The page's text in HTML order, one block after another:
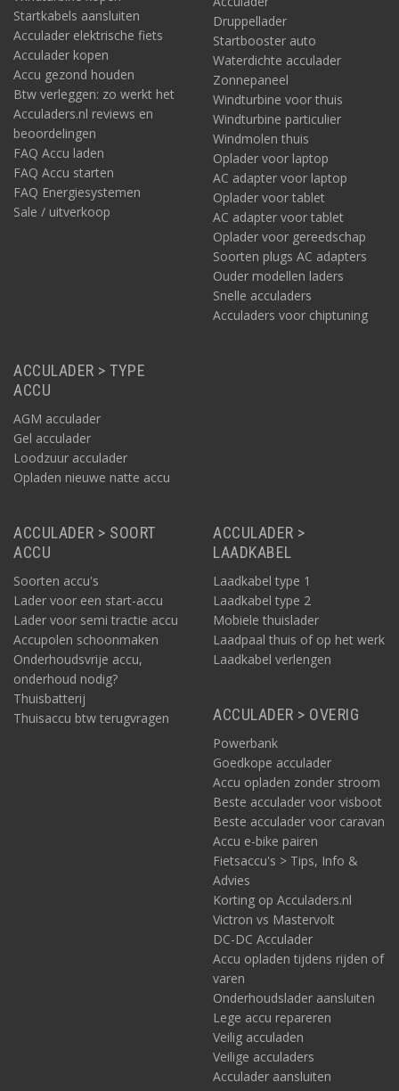
Startkabels aansluiten
Acculader elektrische fiets
Acculader kopen
Accu gezond houden
Btw verleggen: zo werkt het
Acculaders.nl reviews en
beoordelingen
FAQ Accu laden
FAQ Accu starten
FAQ Energiesystemen
Sale / uitverkoop
Druppellader
Startbooster auto
Waterdichte acculader
Zonnepaneel
Windturbine voor thuis
Windturbine particulier
Windmolen thuis
Oplader voor laptop
AC adapter voor laptop
Oplader voor tablet
AC adapter voor tablet
Oplader voor gereedschap
Soorten plugs AC adapters
Ouder modellen laders
Snelle acculaders
Acculaders voor chiptuning
ACCULADER > TYPE
ACCU
AGM acculader
Gel acculader
Loodzuur acculader
Opladen nieuwe natte accu
ACCULADER > SOORT
ACCU
Soorten accu's
Lader voor een start-accu
Lader voor semi tractie accu
Accupolen schoonmaken
Onderhoudsvrije accu,
onderhoud nodig?
Thuisbatterij
Thuisaccu btw terugvragen
ACCULADER >
LAADKABEL
Laadkabel type 1
Laadkabel type 2
Mobiele thuislader
Laadpaal thuis of op het werk
Laadkabel verlengen
ACCULADER > OVERIG
Powerbank
Goedkope acculader
Accu opladen zonder stroom
Beste acculader voor visboot
Beste acculader voor caravan
Accu e-bike pairen
Fietsaccu's > Tips, Info &
Advies
Korting op Acculaders.nl
Victron vs Mastervolt
DC-DC Acculader
Accu opladen tijdens rijden of
varen
Onderhoudslader aansluiten
Lege accu repareren
Veilig acculaden
Veilige acculaders
Acculader aansluiten